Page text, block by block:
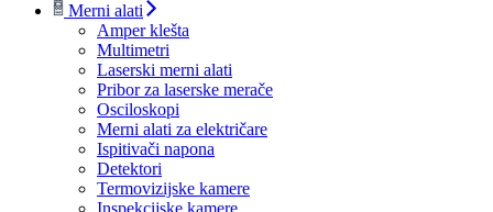
Merni alati
Amper klešta
Multimetri
Laserski merni alati
Pribor za laserske merače
Osciloskopi
Merni alati za električare
Ispitivači napona
Detektori
Termovizijske kamere
Inspekcijske kamere